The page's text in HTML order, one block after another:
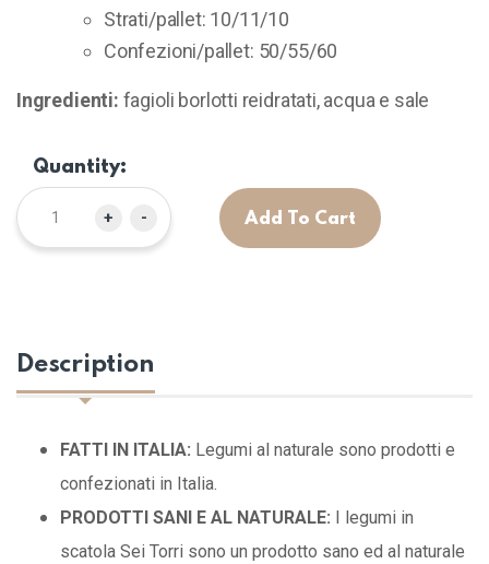
Strati/pallet: 10/11/10
Confezioni/pallet: 50/55/60
Ingredienti: fagioli borlotti reidratati, acqua e sale
Quantity:
-
+ Add To Cart
Description
FATTI IN ITALIA: Legumi al naturale sono prodotti e
confezionati in Italia.
PRODOTTI SANI E AL NATURALE: I legumi in
scatola Sei Torri sono un prodotto sano ed al naturale